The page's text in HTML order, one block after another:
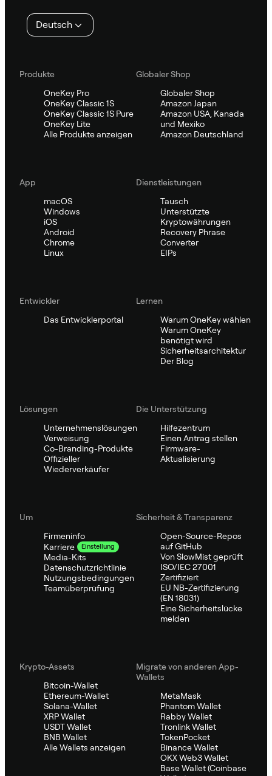
Deutsch
Produkte
OneKey Pro
OneKey Classic 1S
OneKey Classic 1S Pure
OneKey Lite
Alle Produkte anzeigen
Globaler Shop
Globaler Shop
Amazon Japan
Amazon USA, Kanada
und Mexiko
Amazon Deutschland
App
macOS
Windows
iOS
Android
Chrome
Linux
Dienstleistungen
Tausch
Unterstützte
Kryptowährungen
Recovery Phrase
Converter
EIPs
Entwickler
Das Entwicklerportal
Lernen
Warum OneKey wählen
Warum OneKey
benötigt wird
Sicherheitsarchitektur
Der Blog
Lösungen
Unternehmenslösungen
Verweisung
Co-Branding-Produkte
Offizieller
Wiederverkäufer
Die Unterstützung
Hilfezentrum
Einen Antrag stellen
Firmware-
Aktualisierung
Um
Firmeninfo
Karriere
Einstellung
Media-Kits
Datenschutzrichtlinie
Nutzungsbedingungen
Teamüberprüfung
Sicherheit & Transparenz
Open-Source-Repos
auf GitHub
Von SlowMist geprüft
ISO/IEC 27001
Zertifiziert
EU NB-Zertifizierung
(EN 18031)
Eine Sicherheitslücke
melden
Krypto-Assets
Bitcoin-Wallet
Ethereum-Wallet
Solana-Wallet
XRP Wallet
USDT Wallet
BNB Wallet
Alle Wallets anzeigen
Migrate von anderen App-
Wallets
MetaMask
Phantom Wallet
Rabby Wallet
Tronlink Wallet
TokenPocket
Binance Wallet
OKX Web3 Wallet
Base Wallet (Coinbase